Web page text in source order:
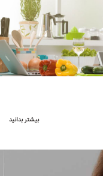
بیشتر بدانید